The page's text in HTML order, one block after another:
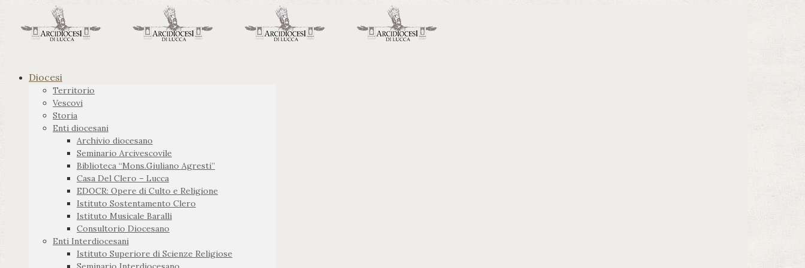
Diocesi
Territorio
Vescovi
Storia
Enti diocesani
Archivio diocesano
Seminario Arcivescovile
Biblioteca “Mons.Giuliano Agresti”
Casa Del Clero – Lucca
EDOCR: Opere di Culto e Religione
Istituto Sostentamento Clero
Istituto Musicale Baralli
Consultorio Diocesano
Enti Interdiocesani
Istituto Superiore di Scienze Religiose